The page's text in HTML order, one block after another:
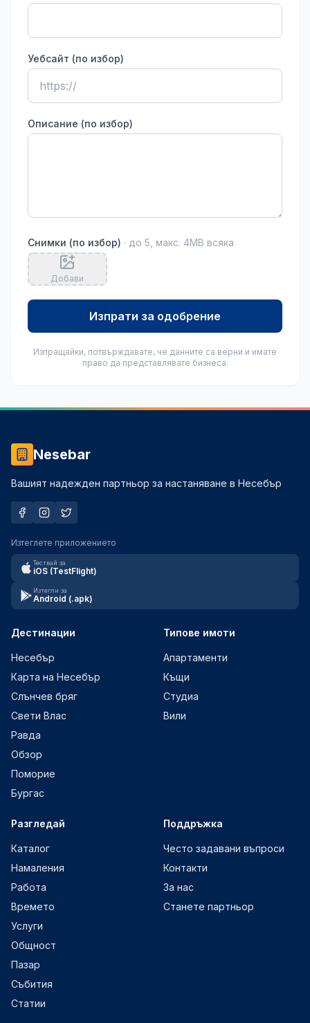
Уебсайт (по избор)
Описание (по избор)
Снимки (по избор) · до 5, макс. 4MB всяка
Добави
Изпрати за одобрение
Изпращайки, потвърждавате, че данните са верни и имате
право да представлявате бизнеса.
Nesebar
Вашият надежден партньор за настаняване в Несебър
Изтеглете приложението
Тествай за
iOS (TestFlight)
Изтегли за
Android (.apk)
Дестинации
Несебър
Карта на Несебър
Слънчев бряг
Свети Влас
Равда
Обзор
Поморие
Бургас
Типове имоти
Апартаменти
Къщи
Студиа
Вили
Разгледай
Каталог
Намаления
Работа
Времето
Услуги
Общност
Пазар
Събития
Статии
Поддръжка
Често задавани въпроси
Контакти
За нас
Станете партньор